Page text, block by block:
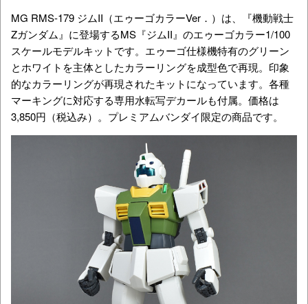
MG RMS-179 ジムII（エゥーゴカラーVer．）は、『機動戦士
Zガンダム』に登場するMS『ジムII』のエゥーゴカラー1/100
スケールモデルキットです。エゥーゴ仕様機特有のグリーン
とホワイトを主体としたカラーリングを成型色で再現。印象
的なカラーリングが再現されたキットになっています。各種
マーキングに対応する専用水転写デカールも付属。価格は
3,850円（税込み）。プレミアムバンダイ限定の商品です。